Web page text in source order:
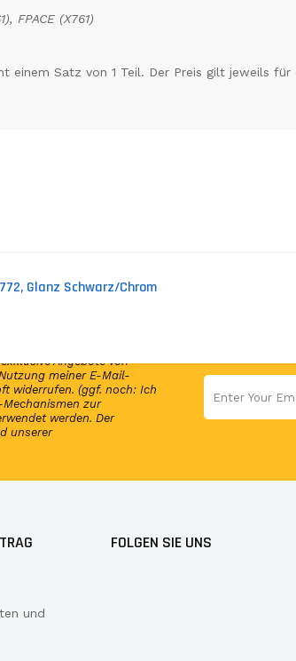
FPACE (X761)
einem Satz von 1 Teil. Der Preis gilt jeweils für
Glanz Schwarz/Chrom
Angebote von
meiner E-Mail-
widerrufen. (ggf. noch: Ich
zur
werden. Der
unserer
und
FOLGEN SIE UNS